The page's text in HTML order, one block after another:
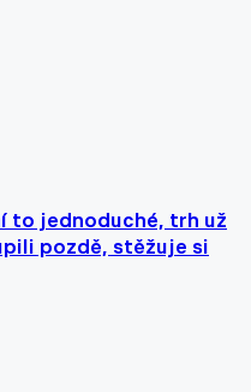
to jednoduché, trh už
pozdě, stěžuje si